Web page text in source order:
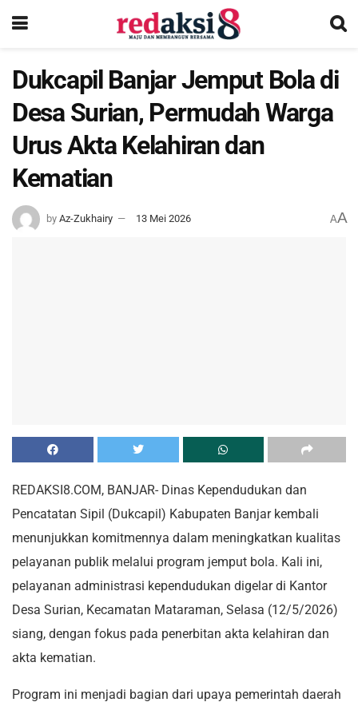
Dukcapil Banjar Jemput Bola di
Desa Surian, Permudah Warga
Urus Akta Kelahiran dan
Kematian
by Az-Zukhairy 13 Mei 2026 AA
REDAKSI8.COM, BANJAR- Dinas Kependudukan dan
Pencatatan Sipil (Dukcapil) Kabupaten Banjar kembali
menunjukkan komitmennya dalam meningkatkan kualitas
pelayanan publik melalui program jemput bola. Kali ini,
pelayanan administrasi kependudukan digelar di Kantor
Desa Surian, Kecamatan Mataraman, Selasa (12/5/2026)
siang, dengan fokus pada penerbitan akta kelahiran dan
akta kematian.
Program ini menjadi bagian dari upaya pemerintah daerah